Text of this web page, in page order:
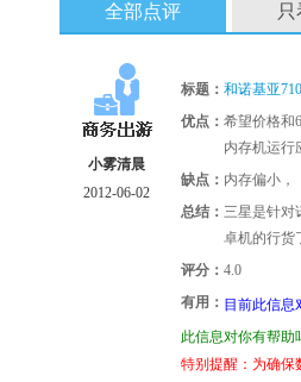
全部点评
小雾清晨
2012-06-02
标题： 和诺基亚
优点： 希望价格和
内存机运行
缺点： 内存偏小，
总结： 三星是针对
卓机的行货
评分： 4.0
有用： 目前此信息
此信息对你有帮助
特别提醒：为确保